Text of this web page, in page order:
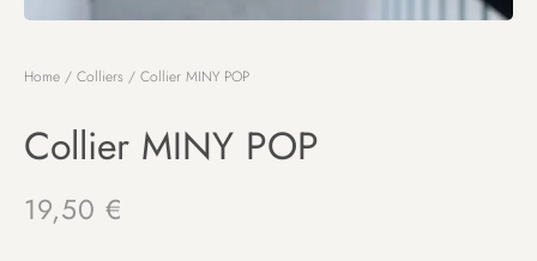
Home / Colliers / Collier MINY POP
Collier MINY POP
19,50 €